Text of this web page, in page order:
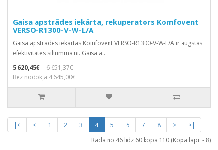
Gaisa apstrādes iekārta, rekuperators Komfovent
VERSO-R1300-V-W-L/A
Gaisa apstrādes iekārtas Komfovent VERSO-R1300-V-W-L/A ir augstas
efektivitātes siltummaini. Gaisa a..
5 620,45€
6 651,37€
Bez nodokļa:4 645,00€
|< < 1 2 3 4 5 6 7 8 >
>|
Rāda no 46 līdz 60 kopā 110 (Kopā lapu - 8)